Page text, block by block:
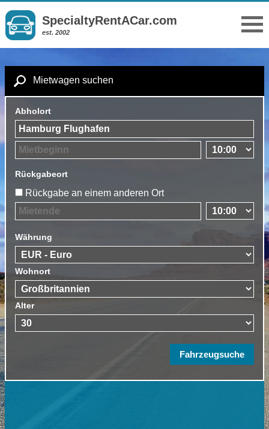
SpecialtyRentACar.com
est. 2002
Mietwagen suchen
Abholort
Rückgabeort
Rückgabe an einem anderen Ort
Währung
Wohnort
Alter